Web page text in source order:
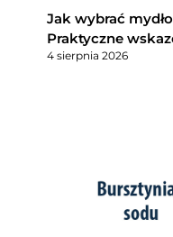
Jak wybrać
Praktyczne
4 sierpnia 2026